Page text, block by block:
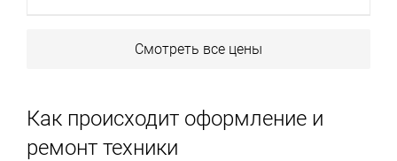
Смотреть все цены
Как происходит оформление и
ремонт техники